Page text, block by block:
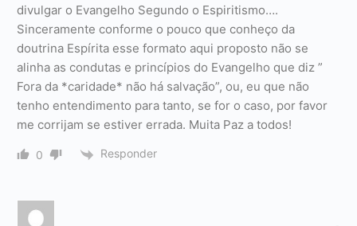
divulgar o Evangelho Segundo o Espiritismo….
Sinceramente conforme o pouco que conheço da
doutrina Espírita esse formato aqui proposto não se
alinha as condutas e princípios do Evangelho que diz ”
Fora da *caridade* não há salvação”, ou, eu que não
tenho entendimento para tanto, se for o caso, por favor
me corrijam se estiver errada. Muita Paz a todos!
0 Responder